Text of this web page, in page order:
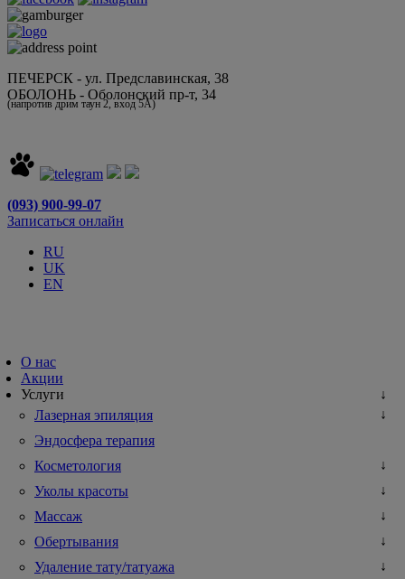
ПЕЧЕРСК - ул. Предславинская, 38
ОБОЛОНЬ - Оболонский пр-т, 34
(напротив дрим таун 2, вход 5А)
(093) 900-99-07
Записаться онлайн
RU
UK
EN
О нас
Акции
Услуги
Лазерная эпиляция
Эндосфера терапия
Косметология
Уколы красоты
Массаж
Обертывания
Удаление тату/татуажа